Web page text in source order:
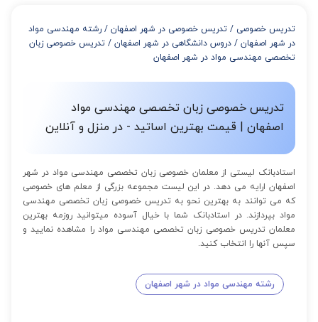
از 12 تا 15 جلسه: 7% تخفیف
از 16 تا 100 جلسه: 9% تخفیف
تدریس خصوصی / تدریس خصوصی در شهر اصفهان / رشته مهندسی مواد
در شهر اصفهان / دروس دانشگاهی در شهر اصفهان / تدریس خصوصی زبان
تخصصی مهندسی مواد در شهر اصفهان
تدریس خصوصی زبان تخصصی مهندسی مواد
اصفهان | قیمت بهترین اساتید - در منزل و آنلاین
استادبانک لیستی از معلمان خصوصی زبان تخصصی مهندسی مواد در شهر
اصفهان ارایه می دهد. در این لیست مجموعه بزرگی از معلم های خصوصی
که می توانند به بهترین نحو به تدریس خصوصی زبان تخصصی مهندسی
مواد بپردازند. در استادبانک شما با خیال آسوده میتوانید روزمه بهترین
معلمان تدریس خصوصی زبان تخصصی مهندسی مواد را مشاهده نمایید و
سپس آنها را انتخاب کنید.
رشته مهندسی مواد در شهر اصفهان